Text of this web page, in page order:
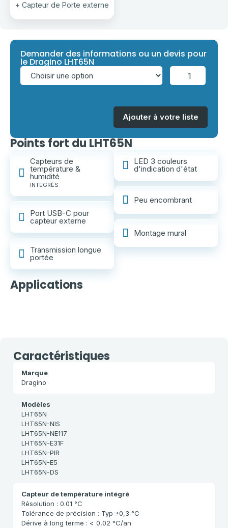
+ Capteur de Porte externe
Demander des informations ou un devis pour
le Dragino LHT65N
Ajouter à votre liste
Points fort du LHT65N
Capteurs de
température &
humidité
INTÉGRÉS
Port USB-C pour
capteur externe
Transmission longue
portée
LED 3 couleurs
d'indication d'état
Peu encombrant
Montage mural
Applications
Systèmes
d'alarme
sécurité
sans fil
Lecture
automatisée
Systèmes
Caractéristiques
Marque
Dragino
Modèles
LHT65N
LHT65N-NIS
LHT65N-NE117
LHT65N-E31F
LHT65N-PIR
LHT65N-E5
LHT65N-DS
Capteur de température intégré
Résolution : 0.01 °C
Tolérance de précision : Typ ±0,3 °C
Dérive à long terme : < 0,02 °C/an